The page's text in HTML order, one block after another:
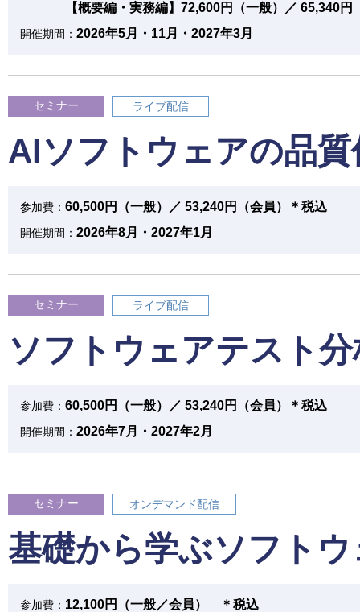
【概要編・実務編】72,600円（一般）／ 65,340円
開催期間： 2026年5月・11月・2027年3月
セミナー ライブ配信
AIソフトウェアの品
参加費： 60,500円（一般）／ 53,240円（会員）＊税込
開催期間： 2026年8月・2027年1月
セミナー ライブ配信
ソフトウェアテスト
参加費： 60,500円（一般）／ 53,240円（会員）＊税込
開催期間： 2026年7月・2027年2月
セミナー オンデマンド配信
基礎から学ぶソフト
参加費： 12,100円（一般／会員） ＊税込